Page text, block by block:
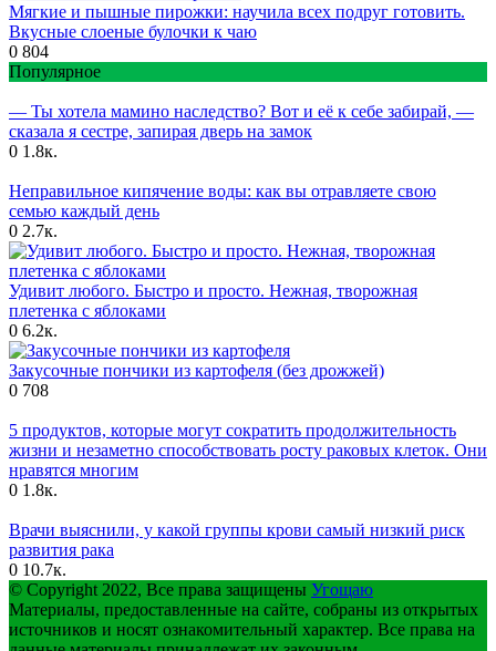
Мягкие и пышные пирожки: научила всех подруг готовить.
Вкусные слоеные булочки к чаю
0 804
Популярное
— Ты хотела мамино наследство? Вот и её к себе забирай, —
сказала я сестре, запирая дверь на замок
0 1.8к.
Неправильное кипячение воды: как вы отравляете свою
семью каждый день
0 2.7к.
Удивит любого. Быстро и просто. Нежная, творожная
плетенка с яблоками
0 6.2к.
Закусочные пончики из картофеля (без дрожжей)
0 708
5 продуктов, которые могут сократить продолжительность
жизни и незаметно способствовать росту раковых клеток. Они
нравятся многим
0 1.8к.
Врачи выяснили, у какой группы крови самый низкий риск
развития рака
0 10.7к.
© Copyright 2022, Все права защищены Угощаю
Материалы, предоставленные на сайте, собраны из открытых
источников и носят ознакомительный характер. Все права на